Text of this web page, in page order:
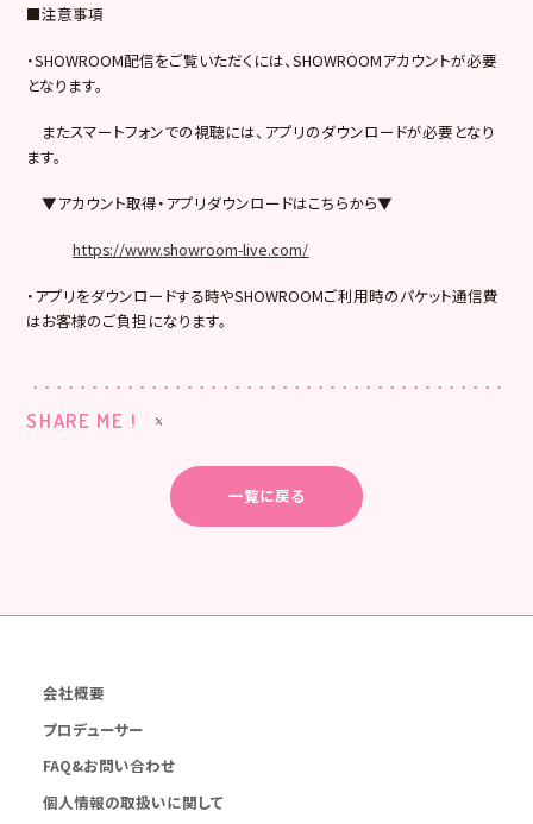
■注意事項
・SHOWROOM配信をご覧いただくには、SHOWROOMアカウントが必要
となります。
またスマートフォンでの視聴には、アプリのダウンロードが必要となり
ます。
▼アカウント取得・アプリダウンロードはこちらから▼
https://www.showroom-live.com/
・アプリをダウンロードする時やSHOWROOMご利用時のパケット通信費
はお客様のご負担になります。
SHARE ME !
一覧に戻る
会社概要
プロデューサー
FAQ&お問い合わせ
個人情報の取扱いに関して